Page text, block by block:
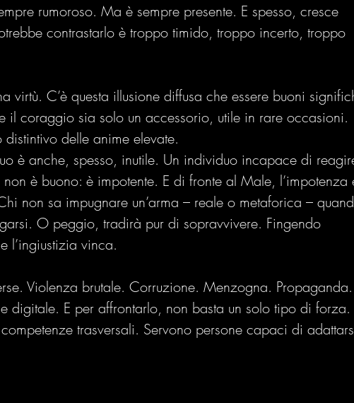
rumoroso. Ma è sempre presente. E spesso, cresce
contrastarlo è troppo timido, troppo incerto, troppo
virtù. C’è questa illusione diffusa che essere buoni
il coraggio sia solo un accessorio, utile in rare occasioni.
delle anime elevate.
è anche, spesso, inutile. Un individuo incapace di
è buono: è impotente. E di fronte al Male,
non sa impugnare un’arma – reale o metaforica –
O peggio, tradirà pur di sopravvivere. Fingendo
l’ingiustizia vinca.
Violenza brutale. Corruzione. Menzogna.
digitale. E per affrontarlo, non basta un solo tipo di forza.
trasversali. Servono persone capaci di